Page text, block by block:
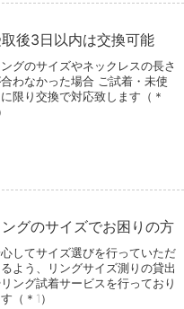
後3日以内は交換可能
ングのサイズやネックレスの長さ
わなかった場合 ご試着・未使
限り交換で対応致します（＊
ングのサイズでお困りの方
してサイズ選びを行っていただ
よう、リングサイズ測りの貸出
ング試着サービスを行っており
（＊1）